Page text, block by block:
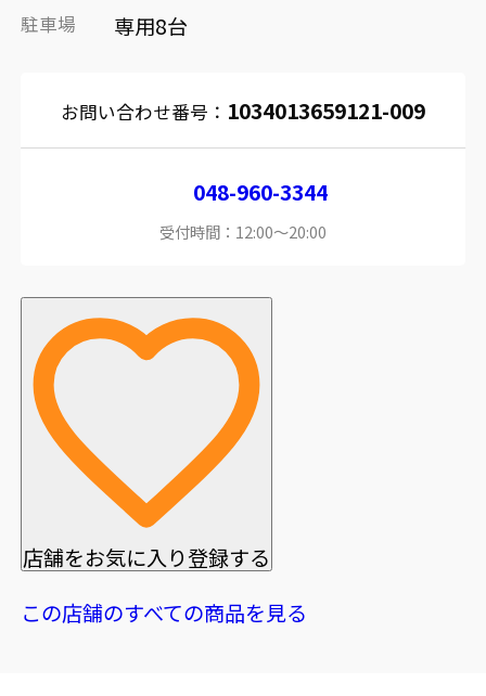
駐車場 専用8台
お問い合わせ番号： 1034013659121-009
048-960-3344
受付時間：12:00～20:00
店舗をお気に入り登録する
この店舗のすべての商品を見る